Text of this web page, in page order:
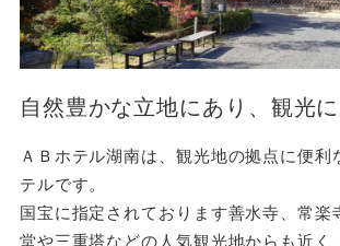
自然豊かな立地にあり、観光に
ＡＢホテル湖南は、観光地の拠点に便利
テルです。
国宝に指定されております善水寺、常楽
堂や三重塔などの人気観光地からも近く